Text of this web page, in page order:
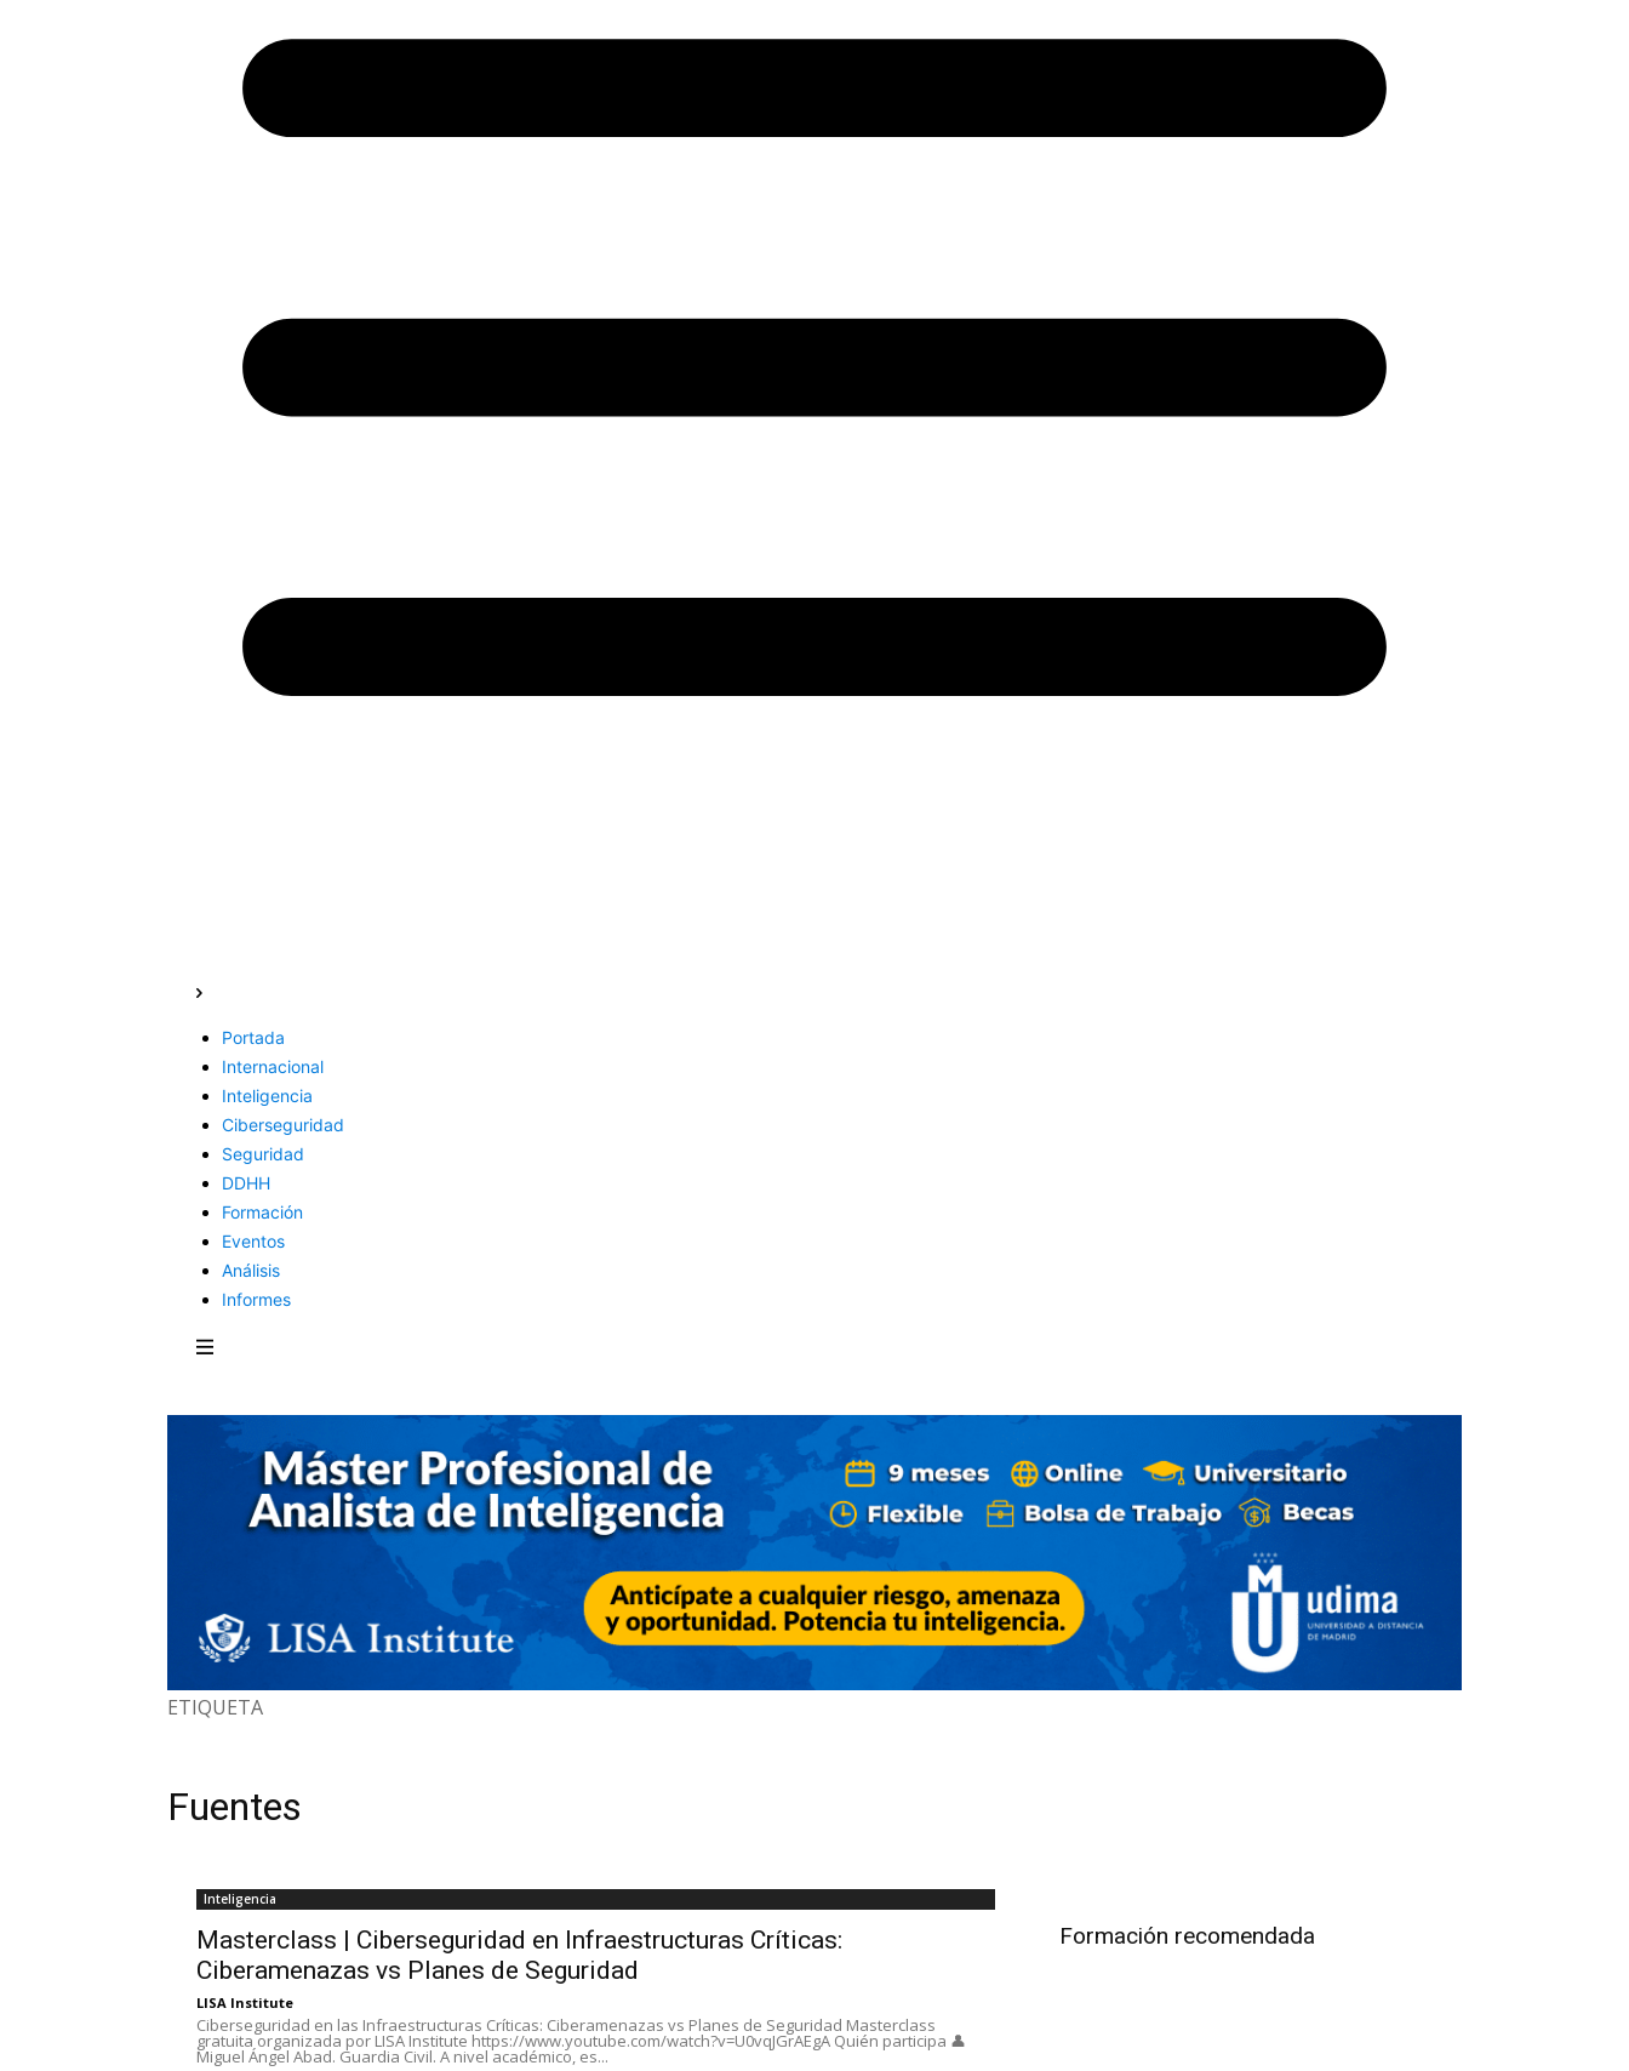
Portada
Internacional
Inteligencia
Ciberseguridad
Seguridad
DDHH
Formación
Eventos
Análisis
Informes
ETIQUETA
Fuentes
Inteligencia
Masterclass | Ciberseguridad en Infraestructuras Críticas:
Ciberamenazas vs Planes de Seguridad
LISA Institute
Ciberseguridad en las Infraestructuras Críticas: Ciberamenazas vs Planes de Seguridad Masterclass
gratuita organizada por LISA Institute https://www.youtube.com/watch?v=U0vqJGrAEgA Quién participa 👤
Miguel Ángel Abad. Guardia Civil. A nivel académico, es...
Formación recomendada